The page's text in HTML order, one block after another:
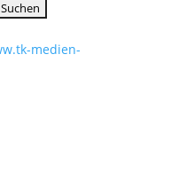
medien-